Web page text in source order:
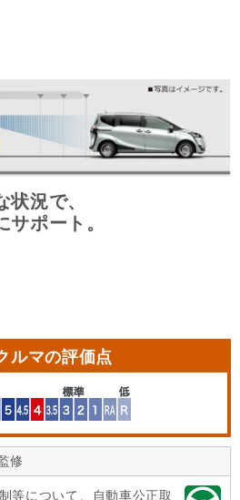
況で、
ポート。
ルマの評価点
修
等について、自動車公正取